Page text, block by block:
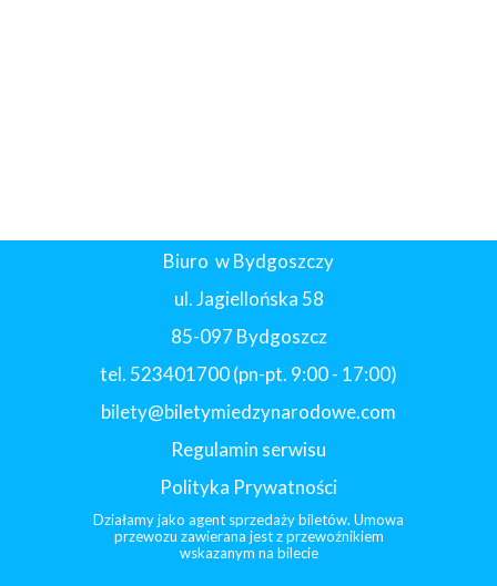
Biuro w Bydgoszczy
ul. Jagiellońska 58
85-097 Bydgoszcz
tel. 523401700 (pn-pt. 9:00 - 17:00)
bilety@biletymiedzynarodowe.com
Regulamin serwisu
Polityka Prywatności
Działamy jako agent sprzedaży biletów. Umowa
przewozu zawierana jest z przewoźnikiem
wskazanym na bilecie